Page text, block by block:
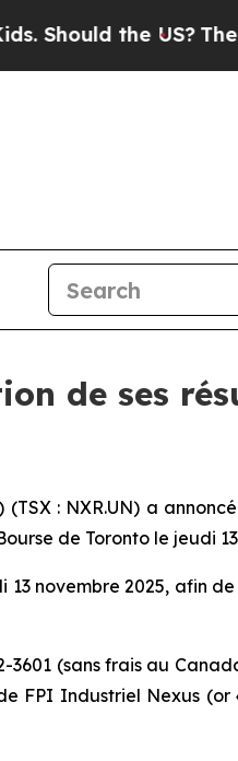
the US? The
de ses
: NXR.UN) a
de Toronto le jeudi
novembre 2025, afin
(sans frais au
FPI Industriel Nexus (or